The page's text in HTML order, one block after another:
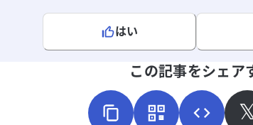
はい
この記事をシェア